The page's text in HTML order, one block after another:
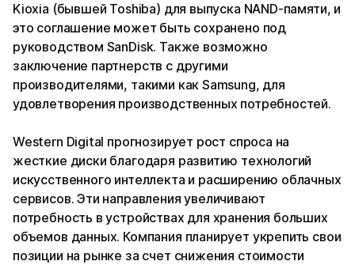
Kioxia (бывшей Toshiba) для выпуска NAND-памяти, и
это соглашение может быть сохранено под
руководством SanDisk. Также возможно
заключение партнерств с другими
производителями, такими как Samsung, для
удовлетворения производственных потребностей.
Western Digital прогнозирует рост спроса на
жесткие диски благодаря развитию технологий
искусственного интеллекта и расширению облачных
сервисов. Эти направления увеличивают
потребность в устройствах для хранения больших
объемов данных. Компания планирует укрепить свои
позиции на рынке за счет снижения стоимости